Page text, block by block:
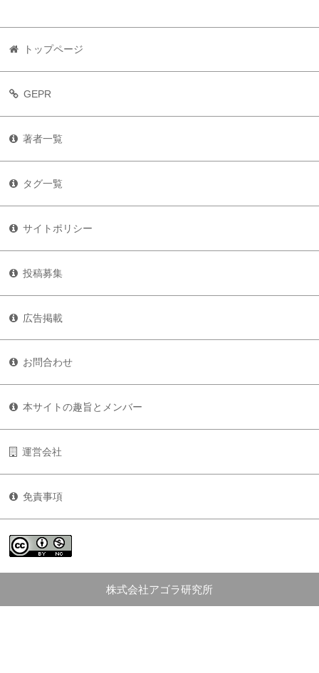
トップページ
GEPR
著者一覧
タグ一覧
サイトポリシー
投稿募集
広告掲載
お問合わせ
本サイトの趣旨とメンバー
運営会社
免責事項
株式会社アゴラ研究所